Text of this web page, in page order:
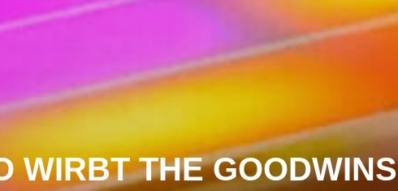
WIRBT THE GOODWINS